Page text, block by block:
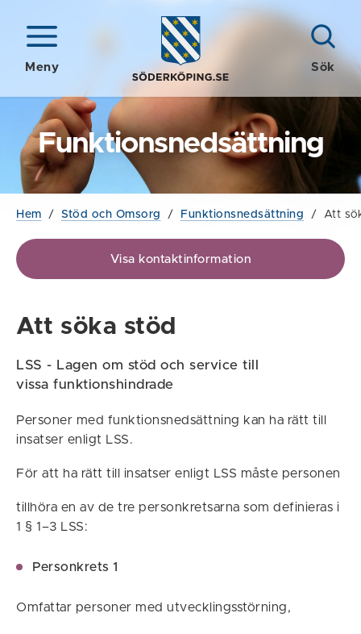
Meny Sök
Funktionsnedsättning
Hem / Stöd och Omsorg / Funktionsnedsättning / Att
Visa kontaktinformation
Att söka stöd
LSS - Lagen om stöd och service till
vissa funktionshindrade
Personer med funktionsnedsättning kan ha rätt till
insatser enligt LSS.
För att ha rätt till insatser enligt LSS måste personen
tillhöra en av de tre personkretsarna som definieras i
1 § 1–3 LSS:
Personkrets 1
Omfattar personer med utvecklingsstörning,